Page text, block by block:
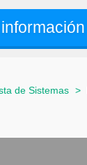
de Sistemas >